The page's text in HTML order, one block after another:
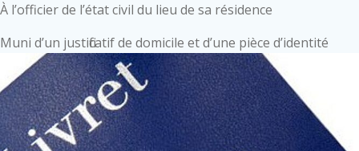
À l’officier de l’état civil du lieu de sa résidence
Muni d’un justificatif de domicile et d’une pièce d’identité